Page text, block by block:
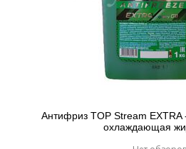
Антифриз TOP Stream EXTRA
охлаждающая